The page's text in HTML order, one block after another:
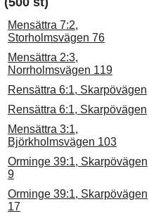
Mensättra 7:2,
Storholmsvägen 76
Mensättra 2:3,
Norrholmsvägen 119
Rensättra 6:1, Skarpövägen
Rensättra 6:1, Skarpövägen
Mensättra 3:1,
Björkholmsvägen 103
Orminge 39:1, Skarpövägen
9
Orminge 39:1, Skarpövägen
17